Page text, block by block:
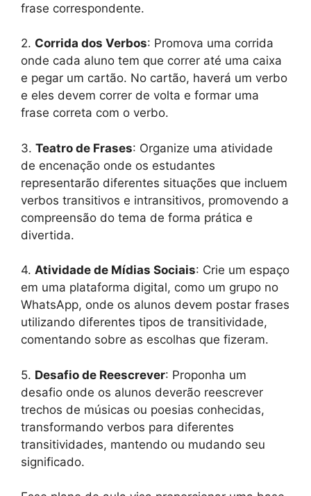
frase correspondente.
2. Corrida dos Verbos: Promova uma corrida
onde cada aluno tem que correr até uma caixa
e pegar um cartão. No cartão, haverá um verbo
e eles devem correr de volta e formar uma
frase correta com o verbo.
3. Teatro de Frases: Organize uma atividade
de encenação onde os estudantes
representarão diferentes situações que incluem
verbos transitivos e intransitivos, promovendo a
compreensão do tema de forma prática e
divertida.
4. Atividade de Mídias Sociais: Crie um espaço
em uma plataforma digital, como um grupo no
WhatsApp, onde os alunos devem postar frases
utilizando diferentes tipos de transitividade,
comentando sobre as escolhas que fizeram.
5. Desafio de Reescrever: Proponha um
desafio onde os alunos deverão reescrever
trechos de músicas ou poesias conhecidas,
transformando verbos para diferentes
transitividades, mantendo ou mudando seu
significado.